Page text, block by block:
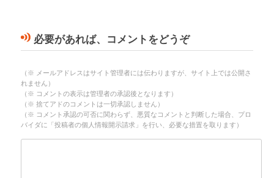
必要があれば、コメントをどうぞ
（※ メールアドレスはサイト管理者には伝わりますが、サイト上では公開さ
れません）
（※ コメントの表示は管理者の承認後となります）
（※ 捨てアドのコメントは一切承認しません）
（※ コメント承認の可否に関わらず、悪質なコメントと判断した場合、プロ
バイダに「投稿者の個人情報開示請求」を行い、必要な措置を取ります）